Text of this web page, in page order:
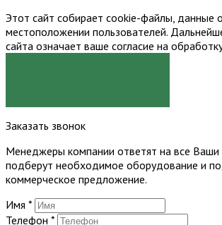
Этот сайт собирает cookie-файлы, данные
местоположении пользователей.
сайта означает ваше согласие на
Заказать звонок
Менеджеры компании ответят на все Ваши
подберут необходимое оборудование и
коммерческое предложение.
Имя *
Телефон *